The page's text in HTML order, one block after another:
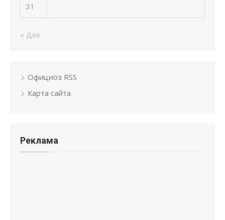
31
« Дек
Официоз RSS
Карта сайта
Реклама